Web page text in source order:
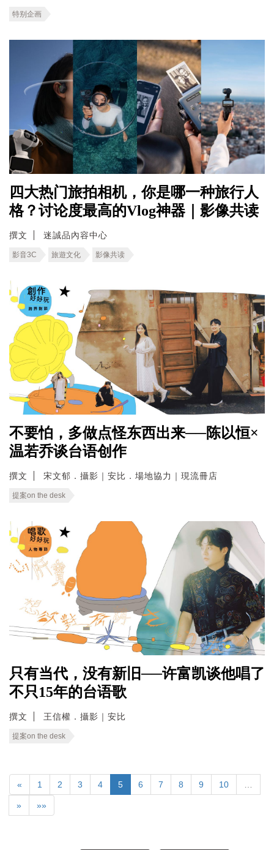
特别企画
四大热门旅拍相机，你是哪一种旅行人
格？讨论度最高的Vlog神器｜影像共读
撰文 迷誠品內容中心
影音3C 旅遊文化 影像共读
不要怕，多做点怪东西出来──陈以恒×
温若乔谈台语创作
撰文 宋文郁．攝影｜安比．場地協力｜現流冊店
提案on the desk
只有当代，没有新旧──许富凯谈他唱了
不只15年的台语歌
撰文 王信權．攝影｜安比
提案on the desk
« 1 2 3 4 5 6 7 8 9 10
» »»